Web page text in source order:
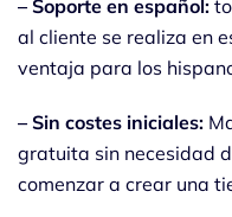
– Soporte en español:
al cliente se realiza en
ventaja para los
– Sin costes iniciales:
gratuita sin necesidad
comenzar a crear una